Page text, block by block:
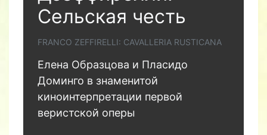
Сельская честь
FRANCO ZEFFIRELLI: CAVALLERIA RUSTICANA
Елена Образцова и Пласидо
Доминго в знаменитой
киноинтерпретации первой
веристской оперы